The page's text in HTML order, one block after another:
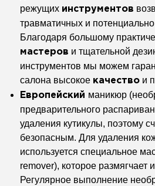
режущих инструментов
травматичных и потенциально
Благодаря большому
мастеров и тщательной
инструментов мы можем
салона высокое качество и
Европейский маникюр
предварительного
удаления кутикулы, поэтому
безопасным. Для удаления
используется специальное
remover), которое размягчает
Регулярное выполнение